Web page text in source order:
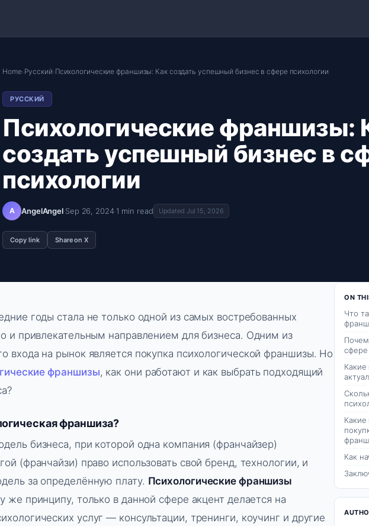
Home›Русский›Психологические франшизы: Как создать успешный бизнес в сфере психологии
РУССКИЙ
Психологические франшизы:
создать успешный бизнес в
психологии
A AngelAngel·Sep 26, 2024·1 min read Updated Jul 15, 2026
Copy link Share on X
годы стала не только одной из самых востребованных
и привлекательным направлением для бизнеса. Одним из
входа на рынок является покупка психологической франшизы. Но
франшизы, как они работают и как выбрать подходящий
франшиза?
бизнеса, при которой одна компания (франчайзер)
(франчайзи) право использовать свой бренд, технологии, и
за определённую плату. Психологические франшизы
же принципу, только в данной сфере акцент делается на
услуг — консультации, тренинги, коучинг и другие
ON
Что
сфере
Какие
Как